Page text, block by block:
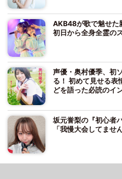
AKB48が歌で魅せた
初日から全身全霊の
声優・奥村優季、初
る！ 初めて見せる表
どを語った必読のイ
坂元誉梨の『初心者
「我慢大会してませ